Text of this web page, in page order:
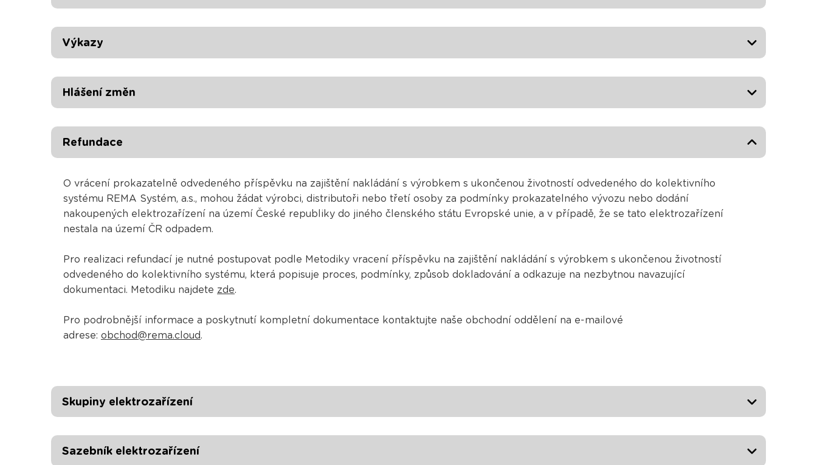
Výkazy
Hlášení změn
Refundace
O vrácení prokazatelně odvedeného příspěvku na zajištění nakládání s výrobkem s ukončenou životností odvedeného do kolektivního
systému REMA Systém, a.s., mohou žádat výrobci, distributoři nebo třetí osoby za podmínky prokazatelného vývozu nebo dodání
nakoupených elektrozařízení na území České republiky do jiného členského státu Evropské unie, a v případě, že se tato elektrozařízení
nestala na území ČR odpadem.
Pro realizaci refundací je nutné postupovat podle Metodiky vracení příspěvku na zajištění nakládání s výrobkem s ukončenou životností
odvedeného do kolektivního systému, která popisuje proces, podmínky, způsob dokladování a odkazuje na nezbytnou navazující
dokumentaci. Metodiku najdete zde.
Pro podrobnější informace a poskytnutí kompletní dokumentace kontaktujte naše obchodní oddělení na e-mailové
adrese: obchod@rema.cloud.
Skupiny elektrozařízení
Sazebník elektrozařízení